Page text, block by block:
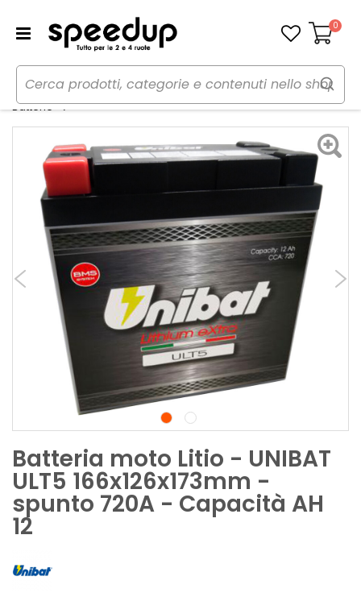
Carrello
0
Home Moto
Manutenzione e ricambi moto
Batterie
Batteria moto Litio - UNIBAT
Batteria moto Litio - UNIBAT
ULT5 166x126x173mm -
spunto 720A - Capacità AH
12